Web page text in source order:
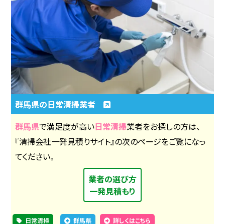
群馬県の日常清掃業者
群馬県で満足度が高い日常清掃業者をお探しの方は、
『清掃会社一発見積りサイト』の次のページをご覧になっ
てください。
業者の選び方
一発見積もり
日常清掃 群馬県 詳しくはこちら